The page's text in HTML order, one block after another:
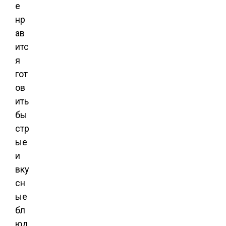
е
нр
ав
итс
я
гот
ов
ить
бы
стр
ые
и
вку
сн
ые
бл
юд